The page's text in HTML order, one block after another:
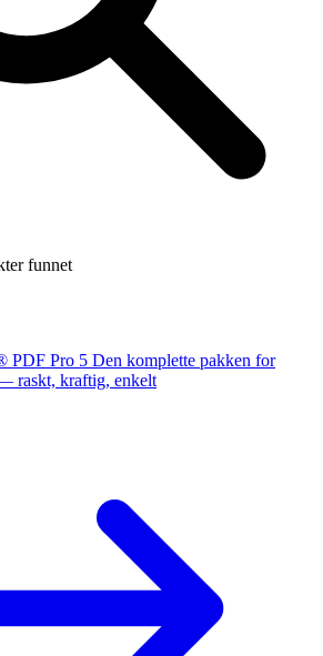
funnet
PDF Pro 5 Den komplette pakken for
raskt, kraftig, enkelt